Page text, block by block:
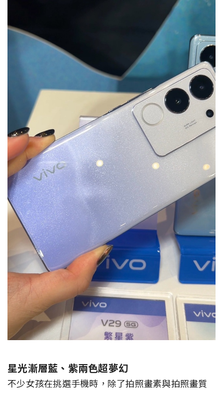
星光漸層藍、紫兩色超夢幻
不少女孩在挑選手機時，除了拍照畫素與拍照畫質